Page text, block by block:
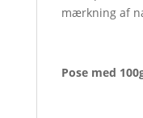
mærkning af
Pose med